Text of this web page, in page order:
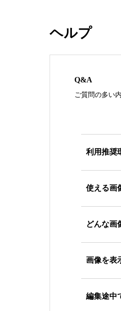
ヘルプ
Q&A
ご質問の多い
利用推奨
使える画
どんな画
画像を表
編集途中